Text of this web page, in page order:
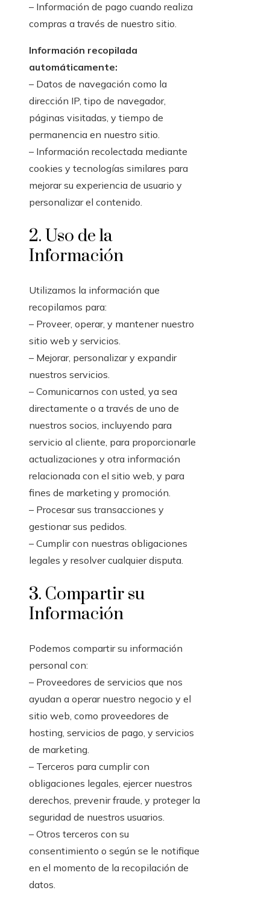
– Información de pago cuando realiza
compras a través de nuestro sitio.
Información recopilada
automáticamente:
– Datos de navegación como la
dirección IP, tipo de navegador,
páginas visitadas, y tiempo de
permanencia en nuestro sitio.
– Información recolectada mediante
cookies y tecnologías similares para
mejorar su experiencia de usuario y
personalizar el contenido.
2. Uso de la
Información
Utilizamos la información que
recopilamos para:
– Proveer, operar, y mantener nuestro
sitio web y servicios.
– Mejorar, personalizar y expandir
nuestros servicios.
– Comunicarnos con usted, ya sea
directamente o a través de uno de
nuestros socios, incluyendo para
servicio al cliente, para proporcionarle
actualizaciones y otra información
relacionada con el sitio web, y para
fines de marketing y promoción.
– Procesar sus transacciones y
gestionar sus pedidos.
– Cumplir con nuestras obligaciones
legales y resolver cualquier disputa.
3. Compartir su
Información
Podemos compartir su información
personal con:
– Proveedores de servicios que nos
ayudan a operar nuestro negocio y el
sitio web, como proveedores de
hosting, servicios de pago, y servicios
de marketing.
– Terceros para cumplir con
obligaciones legales, ejercer nuestros
derechos, prevenir fraude, y proteger la
seguridad de nuestros usuarios.
– Otros terceros con su
consentimiento o según se le notifique
en el momento de la recopilación de
datos.